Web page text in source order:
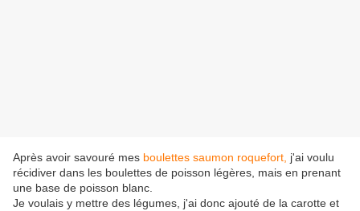
Après avoir savouré mes boulettes saumon roquefort, j'ai voulu
récidiver dans les boulettes de poisson légères, mais en prenant
une base de poisson blanc.
Je voulais y mettre des légumes, j'ai donc ajouté de la carotte et